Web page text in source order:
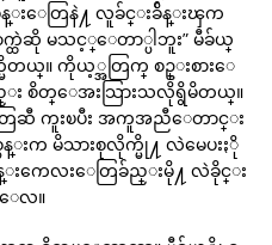
ခန္းေတြနဲ႔ လူခ်င္းခ်ိန္းၾက
ထဲဆို မသင့္ေတာ္ပါဘူး” မီခ်ယ္
ယ္။ ကိုယ့္အတြက္ စဥ္းစားေ
စိတ္ေအးသြားသလိုရွိမိတယ္။
ြဆီ ကူးၿပီး အကူအညီေတာင္း
က မိသားစုလိုက္မို႔ လဲမေပးႏို
မိန္းကေလးေတြခ်ည္းမို႔ လဲခိုင္း
ေလ။